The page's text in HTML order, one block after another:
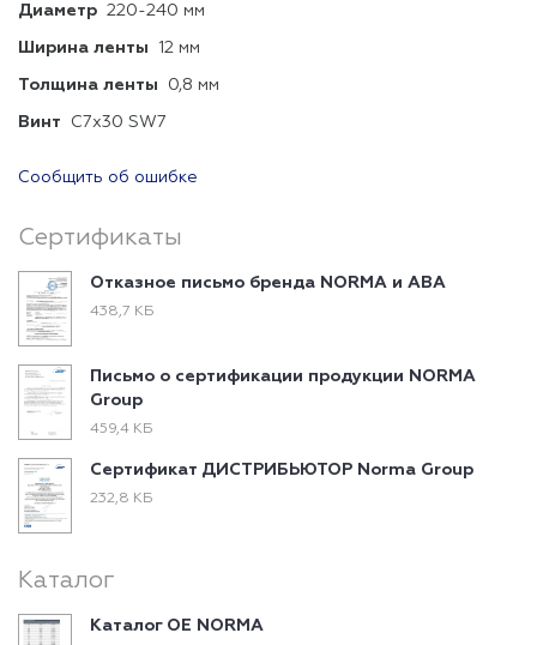
Диаметр 220-240 мм
Ширина ленты 12 мм
Толщина ленты 0,8 мм
Винт C7x30 SW7
Сообщить об ошибке
Сертификаты
Отказное письмо бренда NORMA и ABA
438,7 КБ
Письмо о сертификации продукции NORMA
Group
459,4 КБ
Сертификат ДИСТРИБЬЮТОР Norma Group
232,8 КБ
Каталог
Каталог ОЕ NORMA